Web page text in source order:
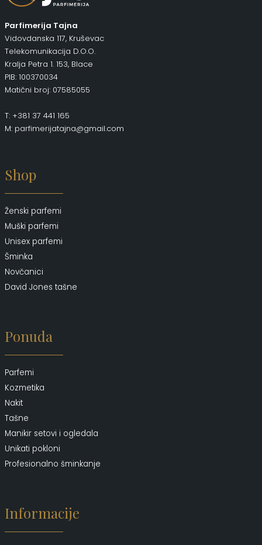
Parfimerija Tajna
Vidovdanska 117, Kruševac
Telekomunikacija D.O.O.
Kralja Petra 1. 153, Blace
PIB: 100370034
Matični broj: 07585055
T: +381 37 441 165
M: parfimerijatajna@gmail.com
Shop
Ženski parfemi
Muški parfemi
Unisex parfemi
Šminka
Novčanici
David Jones tašne
Ponuda
Parfemi
Kozmetika
Nakit
Tašne
Manikir setovi i ogledala
Unikati pokloni
Profesionalno šminkanje
Informacije